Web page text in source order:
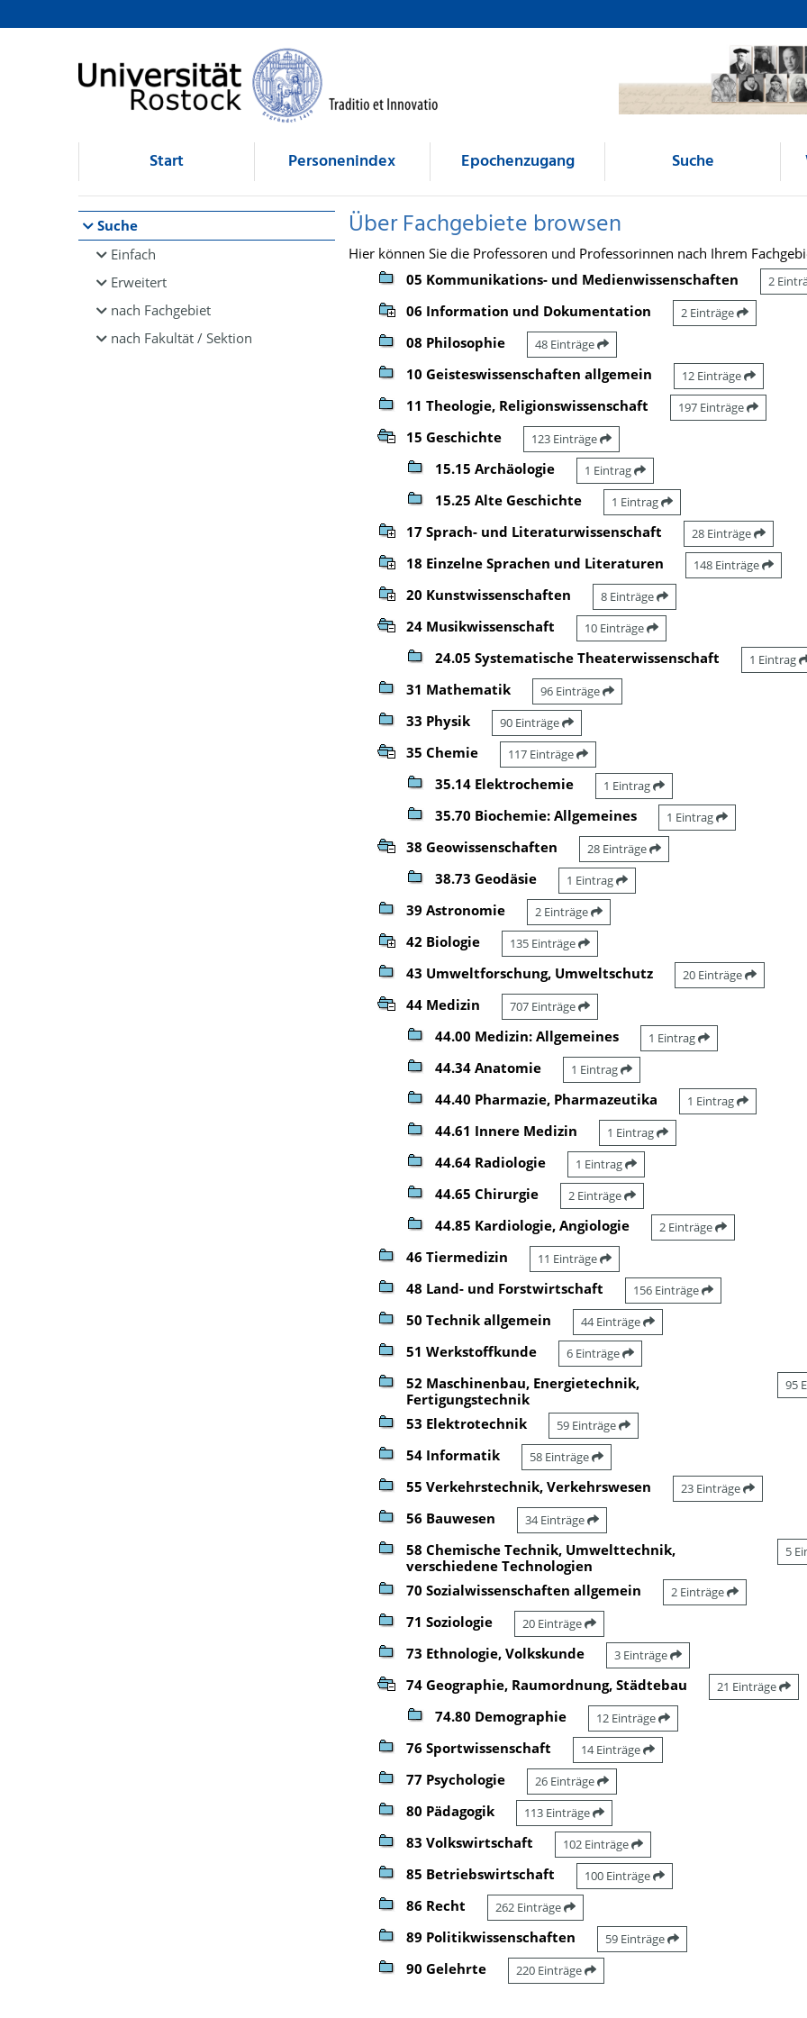
Browsen
direkt zum Inhalt
Start Personenindex Epochenzugang Suche
Suche
Einfach
Erweitert
nach Fachgebiet
nach Fakultät / Sektion
Über Fachgebiete browsen
Hier können Sie die Professoren und Professorinnen nach Ihrem
05 Kommunikations- und Medienwissenschaften
2
06 Information und Dokumentation 2 Einträge
08 Philosophie 48 Einträge
10 Geisteswissenschaften allgemein 12 Einträge
11 Theologie, Religionswissenschaft 197 Einträge
15 Geschichte 123 Einträge
15.15 Archäologie 1 Eintrag
15.25 Alte Geschichte 1 Eintrag
17 Sprach- und Literaturwissenschaft 28 Einträge
18 Einzelne Sprachen und Literaturen 148 Einträge
20 Kunstwissenschaften 8 Einträge
24 Musikwissenschaft 10 Einträge
24.05 Systematische Theaterwissenschaft 1 Eintrag
31 Mathematik 96 Einträge
33 Physik 90 Einträge
35 Chemie 117 Einträge
35.14 Elektrochemie 1 Eintrag
35.70 Biochemie: Allgemeines 1 Eintrag
38 Geowissenschaften 28 Einträge
38.73 Geodäsie 1 Eintrag
39 Astronomie 2 Einträge
42 Biologie 135 Einträge
43 Umweltforschung, Umweltschutz 20 Einträge
44 Medizin 707 Einträge
44.00 Medizin: Allgemeines 1 Eintrag
44.34 Anatomie 1 Eintrag
44.40 Pharmazie, Pharmazeutika 1 Eintrag
44.61 Innere Medizin 1 Eintrag
44.64 Radiologie 1 Eintrag
44.65 Chirurgie 2 Einträge
44.85 Kardiologie, Angiologie 2 Einträge
46 Tiermedizin 11 Einträge
48 Land- und Forstwirtschaft 156 Einträge
50 Technik allgemein 44 Einträge
51 Werkstoffkunde 6 Einträge
52 Maschinenbau, Energietechnik,
Fertigungstechnik
95
53 Elektrotechnik 59 Einträge
54 Informatik 58 Einträge
55 Verkehrstechnik, Verkehrswesen 23 Einträge
56 Bauwesen 34 Einträge
58 Chemische Technik, Umwelttechnik,
verschiedene Technologien
5
70 Sozialwissenschaften allgemein 2 Einträge
71 Soziologie 20 Einträge
73 Ethnologie, Volkskunde 3 Einträge
74 Geographie, Raumordnung, Städtebau 21 Einträge
74.80 Demographie 12 Einträge
76 Sportwissenschaft 14 Einträge
77 Psychologie 26 Einträge
80 Pädagogik 113 Einträge
83 Volkswirtschaft 102 Einträge
85 Betriebswirtschaft 100 Einträge
86 Recht 262 Einträge
89 Politikwissenschaften 59 Einträge
90 Gelehrte 220 Einträge